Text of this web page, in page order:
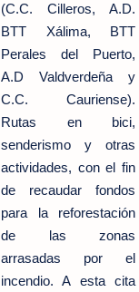
(C.C. Cilleros, A.D.
BTT Xálima, BTT
Perales del Puerto,
A.D Valdverdeña y
C.C. Cauriense).
Rutas en bici,
senderismo y otras
actividades, con el fin
de recaudar fondos
para la reforestación
de las zonas
arrasadas por el
incendio. A esta cita